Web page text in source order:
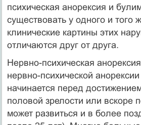
психическая анорексия и
существовать у одного и того
клинические картины этих
отличаются друг от друга.
Нервно-психическая
нервно-психической
начинается перед
половой зрелости или вскоре
может развиться и в более